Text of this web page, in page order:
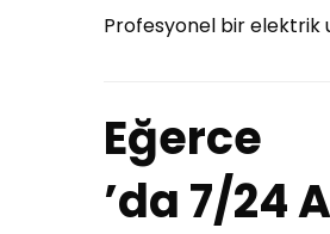
Profesyonel bir elektrik
Eğerce
’da 7/24